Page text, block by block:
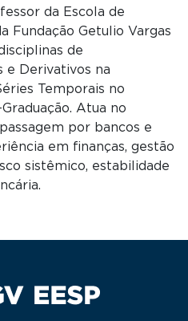
da Escola de
Fundação Getulio Vargas
de
e Derivativos na
Temporais no
Atua no
por bancos e
em finanças, gestão
sistêmico, estabilidade